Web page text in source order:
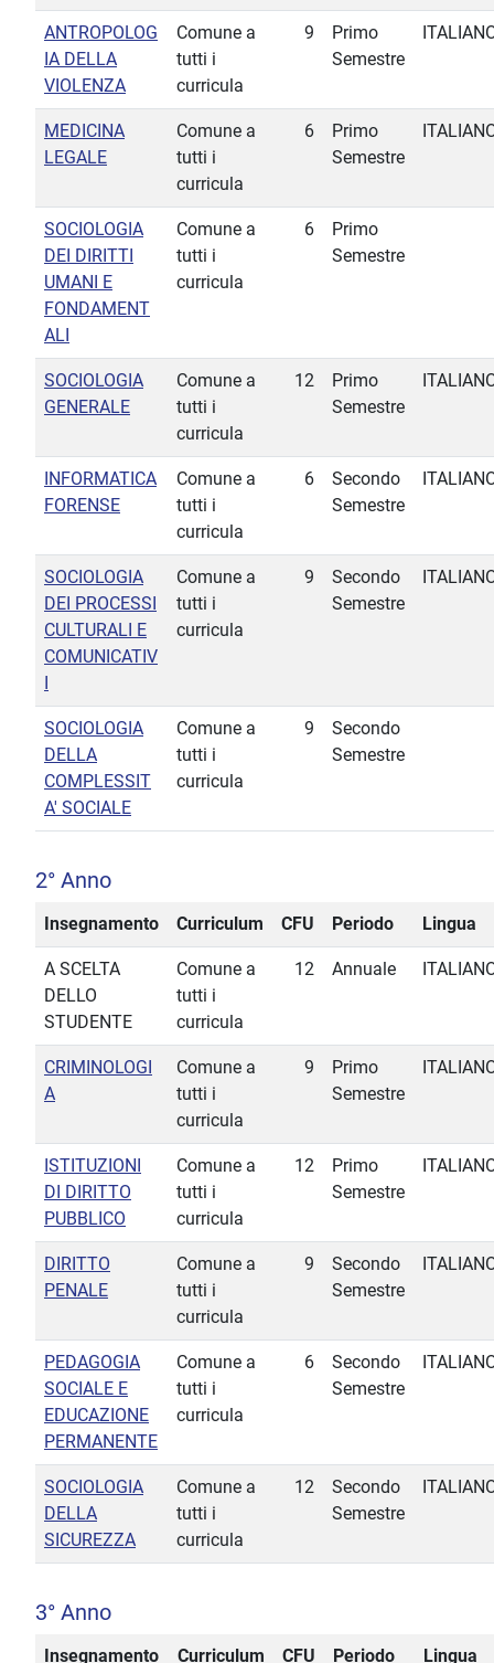
ANTROPOLOG
IA DELLA
VIOLENZA
Comune a
tutti i
curricula
9
Primo
Semestre
MEDICINA
LEGALE
Comune a
tutti i
curricula
6
Primo
Semestre
SOCIOLOGIA
DEI DIRITTI
UMANI E
FONDAMENT
ALI
Comune a
tutti i
curricula
6
Primo
Semestre
SOCIOLOGIA
GENERALE
Comune a
tutti i
curricula
12
Primo
Semestre
INFORMATICA
FORENSE
Comune a
tutti i
curricula
6
Secondo
Semestre
SOCIOLOGIA
DEI PROCESSI
CULTURALI E
COMUNICATIV
Comune a
tutti i
curricula
9
Secondo
Semestre
SOCIOLOGIA
DELLA
COMPLESSIT
A' SOCIALE
Comune a
tutti i
curricula
9
Secondo
Semestre
2° Anno
Insegnamento Curriculum CFU Periodo Lingua
A SCELTA
DELLO
STUDENTE
Comune a
tutti i
curricula
12 Annuale
CRIMINOLOGI
A
Comune a
tutti i
curricula
9
Primo
Semestre
ISTITUZIONI
DI DIRITTO
PUBBLICO
Comune a
tutti i
curricula
12
Primo
Semestre
DIRITTO
PENALE
Comune a
tutti i
curricula
9
Secondo
Semestre
PEDAGOGIA
SOCIALE E
EDUCAZIONE
PERMANENTE
Comune a
tutti i
curricula
6
Secondo
Semestre
SOCIOLOGIA
DELLA
SICUREZZA
Comune a
tutti i
curricula
12
Secondo
Semestre
3° Anno
Insegnamento Curriculum CFU Periodo Lingua